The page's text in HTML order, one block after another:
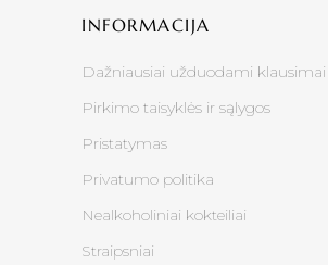
INFORMACIJA
Dažniausiai užduodami klausimai
Pirkimo taisyklės ir sąlygos
Pristatymas
Privatumo politika
Nealkoholiniai kokteiliai
Straipsniai